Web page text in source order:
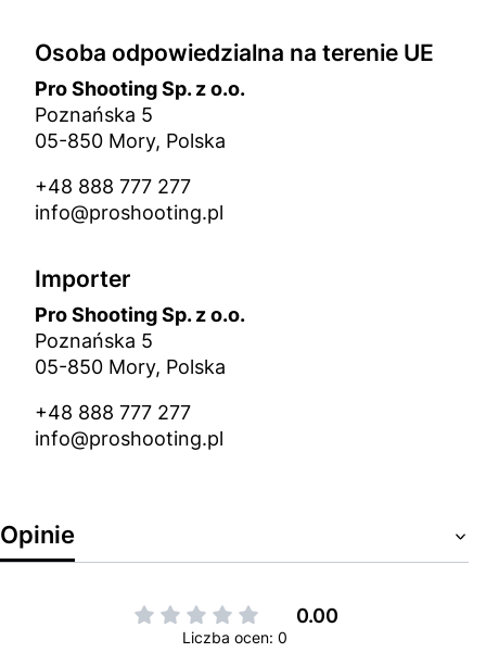
Osoba odpowiedzialna na terenie UE
Pro Shooting Sp. z o.o.
Poznańska 5
05-850 Mory, Polska
+48 888 777 277
info@proshooting.pl
Importer
Pro Shooting Sp. z o.o.
Poznańska 5
05-850 Mory, Polska
+48 888 777 277
info@proshooting.pl
Opinie
0.00
Liczba ocen: 0